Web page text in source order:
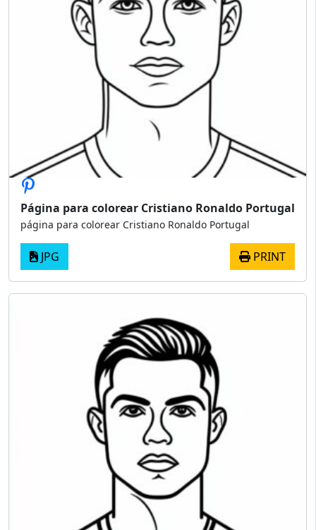
Página para colorear Cristiano Ronaldo Portugal
página para colorear Cristiano Ronaldo Portugal
JPG PRINT